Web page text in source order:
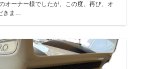
きま…